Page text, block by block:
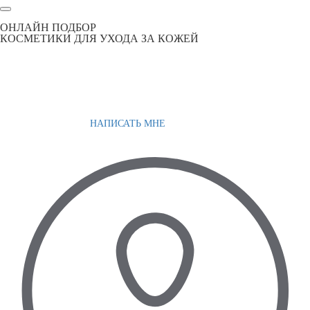
ОНЛАЙН ПОДБОР
КОСМЕТИКИ ДЛЯ УХОДА ЗА КОЖЕЙ
НАПИСАТЬ МНЕ